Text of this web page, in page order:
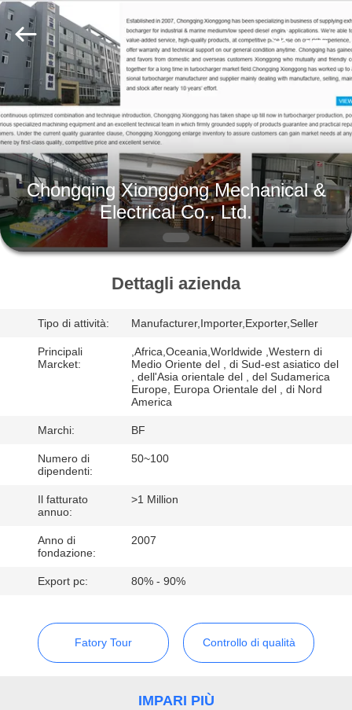
CASA
PRODOTTI
CIRCA
NOI
GIRO
CONTROLLO
CONTATTICI
NOTIZIE
MAPPA
DEL
PRIVACY
Xionggong
Mechanical
Electrical
Co.,
Ltd..
All
Reserved.
Chongqing Xionggong Mechanical &
Electrical Co., Ltd.
Dettagli azienda
Tipo di attività: Manufacturer,Importer,Exporter,Seller
Principali
Marcket:
,Africa,Oceania,Worldwide ,Western di
Medio Oriente del , di Sud-est asiatico del
, dell'Asia orientale del , del Sudamerica
Europe, Europa Orientale del , di Nord
America
Marchi: BF
Numero di
dipendenti:
50~100
Il fatturato
annuo:
>1 Million
Anno di
fondazione:
2007
Export pc: 80% - 90%
Fatory Tour Controllo di qualità
IMPARI PIÙ